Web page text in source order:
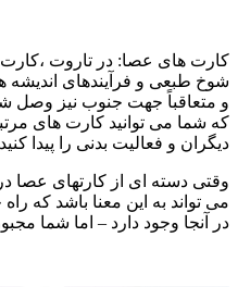
های عصا: در تاروت ،کارت
طبعی و فرآیندهای اندیشه
متعاقباً جهت جنوب نیز وصل
شما می توانید کارت های مرتبط
و فعالیت بدنی را پیدا کنید.
دسته ای از کارتهای عصا
تواند به این معنا باشد که
آنجا وجود دارد – اما شما